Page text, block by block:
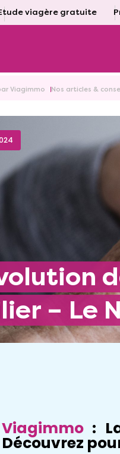
viagère gratuite
Viagimmo Nos articles &
– Le
Viagimmo:
Découvrez